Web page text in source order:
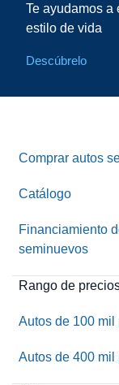
Te ayudamos a
estilo de vida
Descúbrelo
Comprar autos
Catálogo
Financiamiento
seminuevos
Rango de
Autos de 100 mil
Autos de 400 mil